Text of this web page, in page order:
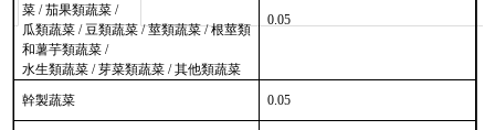
菜 / 茄果類蔬菜 /
瓜類蔬菜 / 豆類蔬菜 / 莖類蔬菜 / 根莖類
和薯芋類蔬菜 /
水生類蔬菜 / 芽菜類蔬菜 / 其他類蔬菜
0.05
幹製蔬菜 0.05